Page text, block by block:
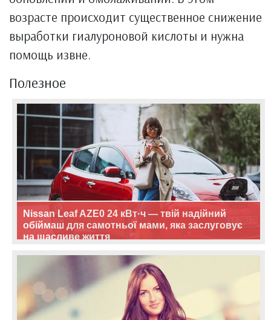
возрасте происходит существенное снижение
выработки гиалуроновой кислоты и нужна
помощь извне.
Полезное
Nissan Leaf AZE0 24 кВт·ч — твій надійний
обіймаш для самотньої мами, яка заслуговує
на щасливе життя